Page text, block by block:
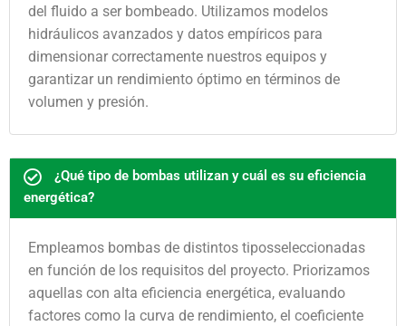
del fluido a ser bombeado. Utilizamos modelos
hidráulicos avanzados y datos empíricos para
dimensionar correctamente nuestros equipos y
garantizar un rendimiento óptimo en términos de
volumen y presión.
¿Qué tipo de bombas utilizan y cuál es su eficiencia
energética?
Empleamos bombas de distintos tiposseleccionadas
en función de los requisitos del proyecto. Priorizamos
aquellas con alta eficiencia energética, evaluando
factores como la curva de rendimiento, el coeficiente